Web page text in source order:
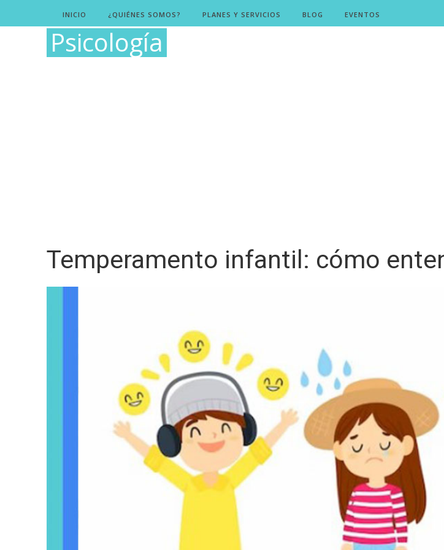
INICIO ¿QUIÉNES SOMOS? PLANES Y SERVICIOS BLOG EVENTOS
Psicología
Temperamento infantil: cómo